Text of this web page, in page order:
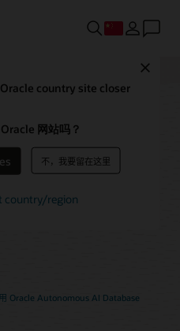
country site closer
网站吗？
不，我要留在这里
country/region
AI
Studio
Oracle Autonomous AI Database